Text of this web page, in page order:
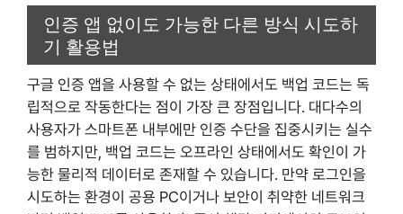
인증 앱 없이도 가능한 다른 방식 시도하
기 활용법
구글 인증 앱을 사용할 수 없는 상태에서도 백업 코드는 독
립적으로 작동한다는 점이 가장 큰 장점입니다. 대다수의
사용자가 스마트폰 내부에만 인증 수단을 집중시키는 실수
를 범하지만, 백업 코드는 오프라인 상태에서도 확인이 가
능한 물리적 데이터로 존재할 수 있습니다. 만약 로그인을
시도하는 환경이 공용 PC이거나 보안이 취약한 네트워크